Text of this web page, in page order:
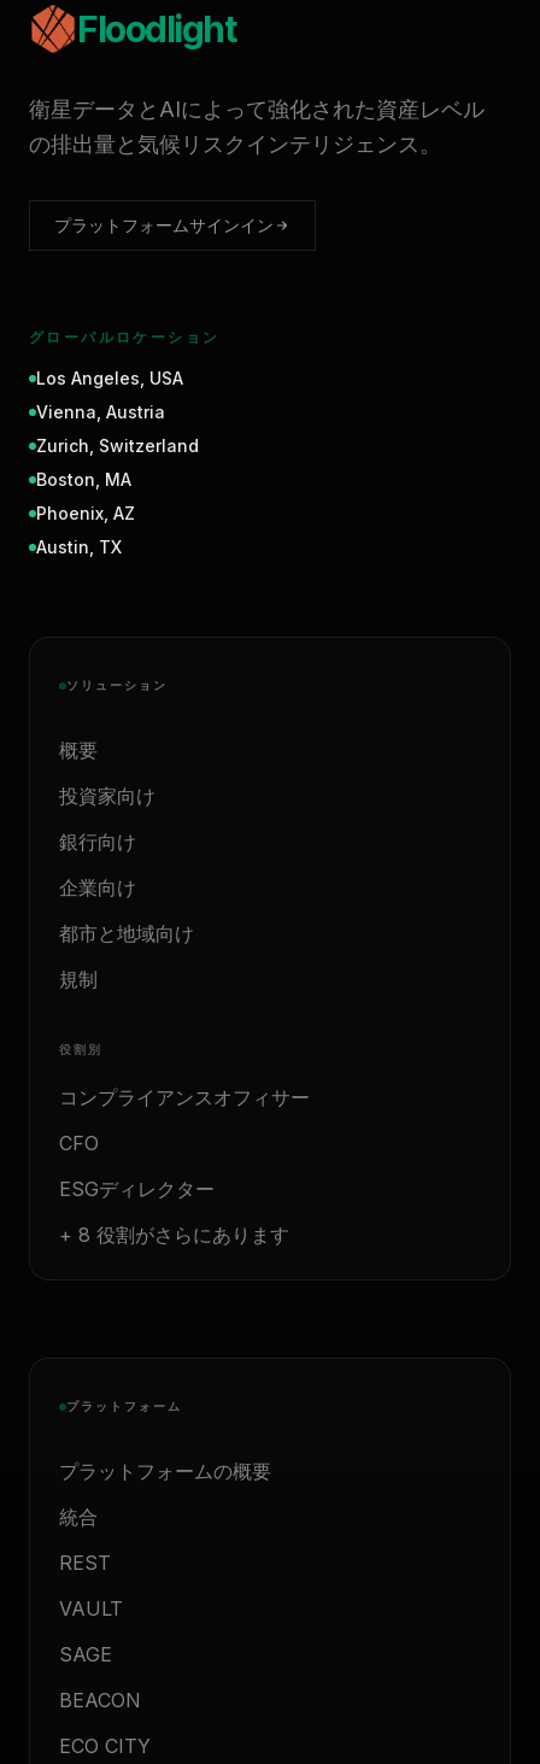
Floodlight
衛星データとAIによって強化された資産レベル
の排出量と気候リスクインテリジェンス。
プラットフォームサインイン
グローバルロケーション
Los Angeles USA
Vienna Austria
Zurich Switzerland
Boston MA
Phoenix AZ
Austin TX
ソリューション
概要
投資家向け
銀行向け
企業向け
都市と地域向け
規制
役割別
コンプライアンスオフィサー
CFO
ESGディレクター
+ 8 役割がさらにあります
プラットフォーム
プラットフォームの概要
統合
REST
VAULT
SAGE
BEACON
ECO CITY